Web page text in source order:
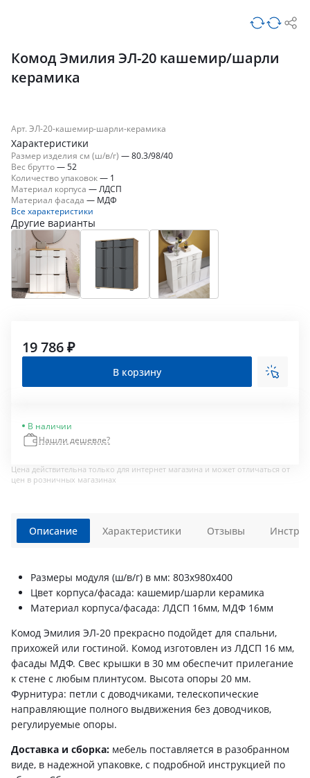
Комод Эмилия ЭЛ-20 кашемир/шарли
керамика
Арт. ЭЛ-20-кашемир-шарли-керамика
Характеристики
Размер изделия см (ш/в/г) —80.3/98/40
Вес брутто— 52
Количество упаковок— 1
Материал корпуса — ЛДСП
Материал фасада — МДФ
Все характеристики
Другие варианты
19 786 ₽
В корзину
В наличии
Нашли дешевле?
Цена действительна только для интернет магазина и может отличаться от
цен в розничных магазинах
Описание
Размеры модуля (ш/в/г) в мм: 803х980х400
Цвет корпуса/фасада: кашемир/шарли керамика
Материал корпуса/фасада: ЛДСП 16мм, МДФ 16мм
Комод Эмилия ЭЛ-20 прекрасно подойдет для спальни,
прихожей или гостиной. Комод изготовлен из ЛДСП 16 мм,
фасады МДФ. Свес крышки в 30 мм обеспечит прилегание
к стене с любым плинтусом. Высота опоры 20 мм.
Фурнитура: петли с доводчиками, телескопические
направляющие полного выдвижения без доводчиков,
регулируемые опоры.
Доставка и сборка: мебель поставляется в разобранном
виде, в надежной упаковке, с подробной инструкцией по
Характеристики Отзывы